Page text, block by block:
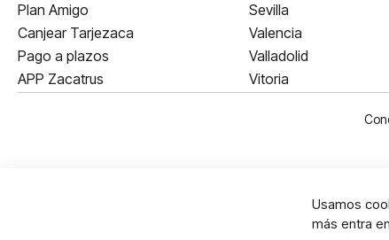
Plan Amigo
Canjear Tarjezaca
Pago a plazos
APP Zacatrus
Sevilla
Valencia
Valladolid
Vitoria
Usamos
más entra